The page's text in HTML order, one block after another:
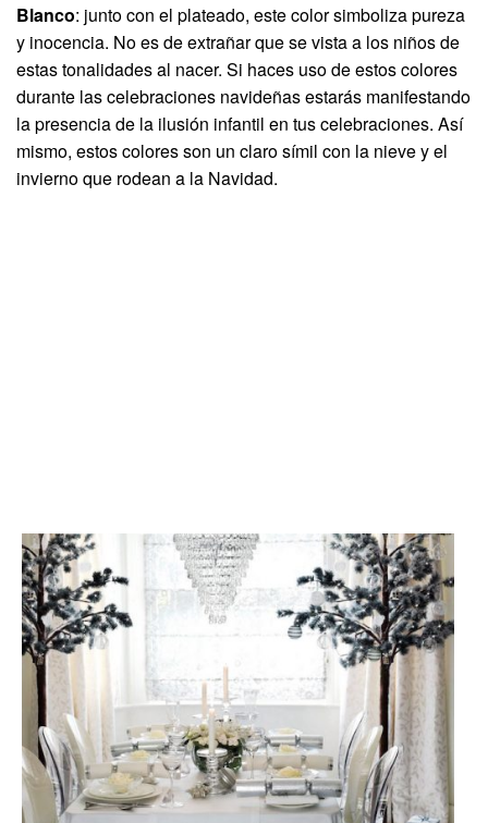
Blanco: junto con el plateado, este color simboliza pureza
y inocencia. No es de extrañar que se vista a los niños de
estas tonalidades al nacer. Si haces uso de estos colores
durante las celebraciones navideñas estarás manifestando
la presencia de la ilusión infantil en tus celebraciones. Así
mismo, estos colores son un claro símil con la nieve y el
invierno que rodean a la Navidad.